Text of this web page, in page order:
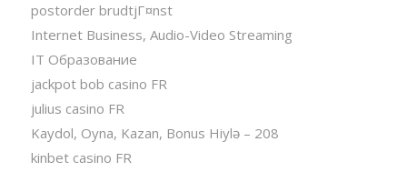
postorder brudtjГ¤nst
Internet Business, Audio-Video Streaming
IT Образование
jackpot bob casino FR
julius casino FR
Kaydol, Oyna, Kazan, Bonus Hiylə – 208
kinbet casino FR